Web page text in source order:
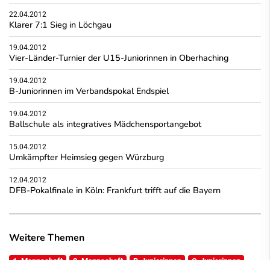
22.04.2012
Klarer 7:1 Sieg in Löchgau
19.04.2012
Vier-Länder-Turnier der U15-Juniorinnen in Oberhaching
19.04.2012
B-Juniorinnen im Verbandspokal Endspiel
19.04.2012
Ballschule als integratives Mädchensportangebot
15.04.2012
Umkämpfter Heimsieg gegen Würzburg
12.04.2012
DFB-Pokalfinale in Köln: Frankfurt trifft auf die Bayern
Weitere Themen